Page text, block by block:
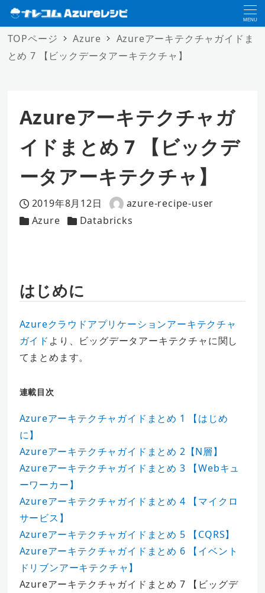
MENU
TOPページ Azure
Azureアーキテクチャガイドま
とめ 7 【ビックデータアーキテクチャ】
Azureアーキテクチャガ
イドまとめ 7 【ビックデ
ータアーキテクチャ】
投稿日
2019年8月12日
著
者
azure-recipe-user
カテゴリー
Azure
カテゴリー
Databricks
はじめに
Azureクラウドアプリケーションアーキテクチャ
ガイド より、ビッグデータアーキテクチャに関し
てまとめます。
連載目次
Azureアーキテクチャガイドまとめ 1 【はじめ
に】
Azureアーキテクチャガイドまとめ 2【N層】
Azureアーキテクチャガイドまとめ 3 【Webキュ
ーワーカー】
Azureアーキテクチャガイドまとめ 4 【マイクロ
サービス】
Azureアーキテクチャガイドまとめ 5 【CQRS】
Azureアーキテクチャガイドまとめ 6 【イベント
ドリブンアーキテクチャ】
Azureアーキテクチャガイドまとめ 7 【ビッグデ